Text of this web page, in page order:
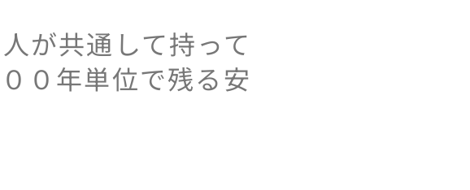
が共通して持って
０年単位で残る安